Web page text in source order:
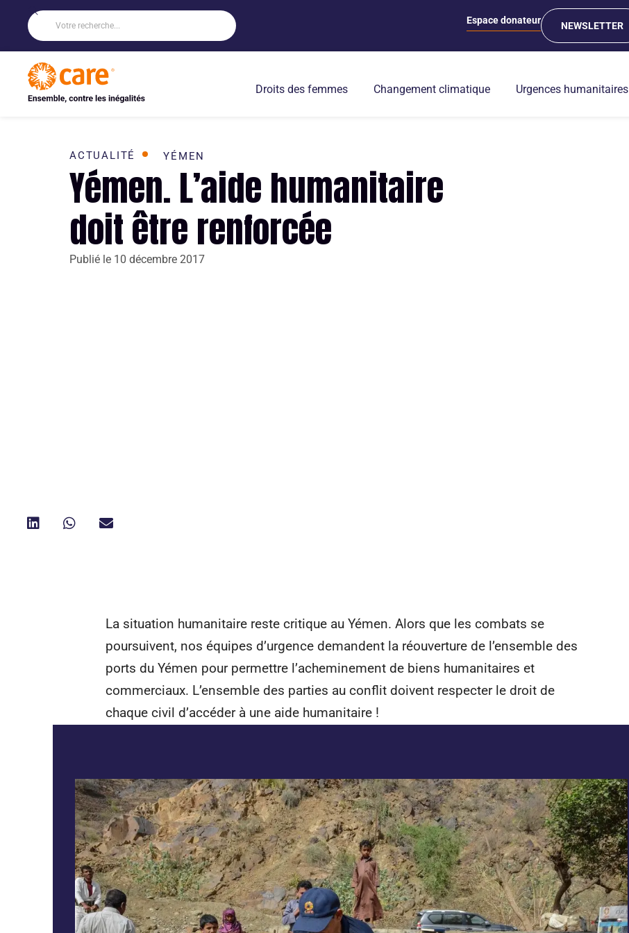
Espace donateur NEWSLETTER
Droits des femmes Changement climatique Urgences humanitaires
ACTUALITÉ YÉMEN
Yémen. L’aide humanitaire
doit être renforcée
Publié le 10 décembre 2017
La situation humanitaire reste critique au Yémen. Alors que les combats se
poursuivent, nos équipes d’urgence demandent la réouverture de l’ensemble des
ports du Yémen pour permettre l’acheminement de biens humanitaires et
commerciaux. L’ensemble des parties au conflit doivent respecter le droit de
chaque civil d’accéder à une aide humanitaire !